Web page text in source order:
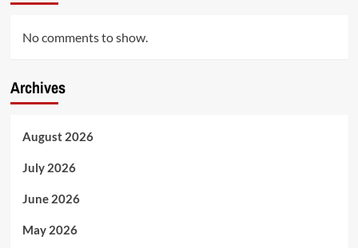
No comments to show.
Archives
August 2026
July 2026
June 2026
May 2026